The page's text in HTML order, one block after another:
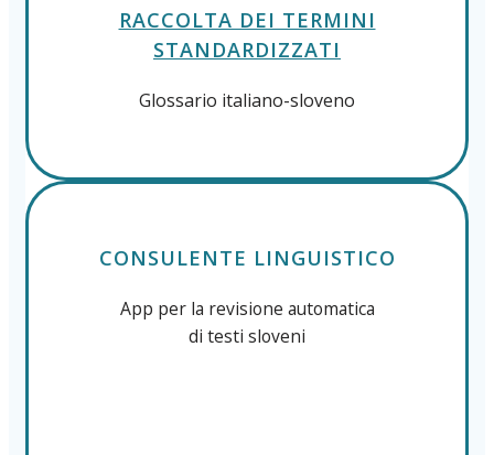
RACCOLTA DEI TERMINI
STANDARDIZZATI
Glossario italiano-sloveno
CONSULENTE LINGUISTICO
App per la revisione automatica
di testi sloveni